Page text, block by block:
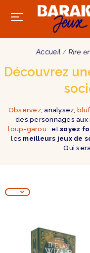
Accueil Rire
Découvrez
Observez, analysez,
des personnages aux
loup-garou … et soyez
les meilleurs jeux de
Qui